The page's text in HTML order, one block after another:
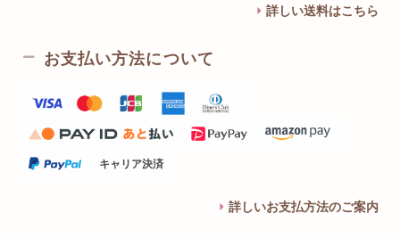
詳しい送料はこちら
お支払い方法について
キャリア決済
詳しいお支払方法のご案内